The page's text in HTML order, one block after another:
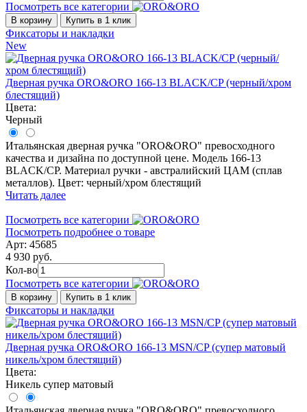
Посмотреть все категории
В корзину Купить в 1 клик
Фиксаторы и накладки
New
Дверная ручка ORO&ORO 166-13 BLACK/CP (черный/хром
блестящий)
Цвета:
Черный
Итальянская дверная ручка "ORO&ORO" превосходного
качества и дизайна по доступной цене. Модель 166-13
BLACK/CP. Материал ручки - австралийский ЦАМ (сплав
металлов). Цвет: черный/хром блестящий
Читать далее
Посмотреть все категории
Посмотреть подробнее о товаре
Арт: 45685
4 930 руб.
Кол-во
Посмотреть все категории
В корзину Купить в 1 клик
Фиксаторы и накладки
Дверная ручка ORO&ORO 166-13 MSN/CP (супер матовый
никель/хром блестящий)
Цвета:
Никель супер матовый